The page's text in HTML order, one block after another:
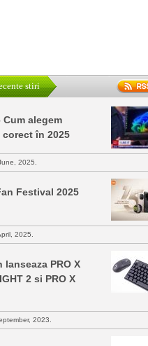
stiri
Cum alegem
în 2025
2025.
Festival 2025
2025.
lanseaza PRO X
2 si PRO X
2023.